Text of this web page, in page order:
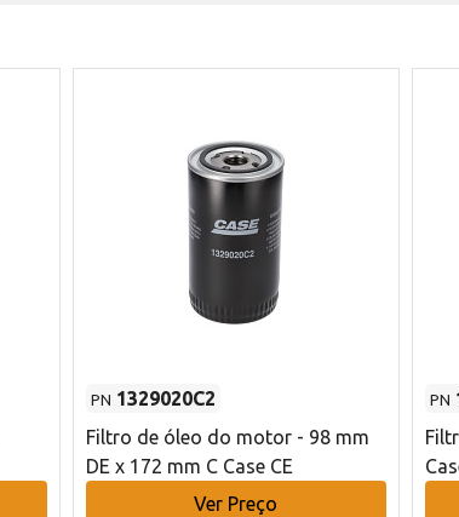
PN 1329020C2
Filtro de óleo do motor - 98 mm
DE x 172 mm C Case CE
Ver Preço
PN